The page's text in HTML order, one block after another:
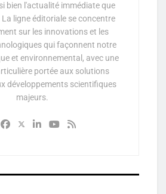
bien l'actualité immédiate que
ligne éditoriale se concentre
sur les innovations et les
qui façonnent notre
et environnemental, avec une
portée aux solutions
développements scientifiques
majeurs.